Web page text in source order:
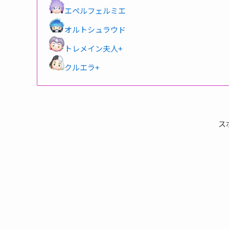
エペルフェルミエ
オルトシュラウド
トレメイン夫人+
クルエラ+
ス